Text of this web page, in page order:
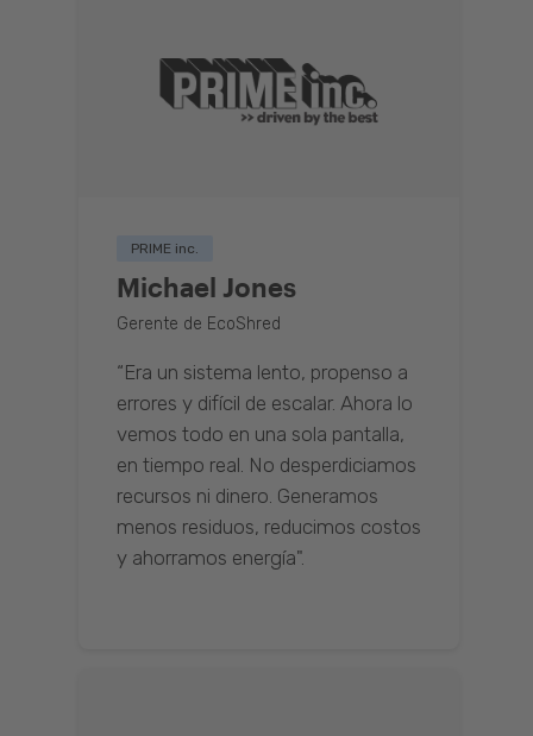
PRIME inc.
Michael Jones
Gerente de EcoShred
“Era un sistema lento, propenso a
errores y difícil de escalar. Ahora lo
vemos todo en una sola pantalla,
en tiempo real. No desperdiciamos
recursos ni dinero. Generamos
menos residuos, reducimos costos
y ahorramos energía".